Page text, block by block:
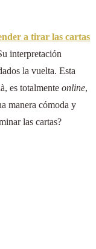
a tirar las cartas
interpretación
la vuelta. Esta
es totalmente online,
manera cómoda y
las cartas?